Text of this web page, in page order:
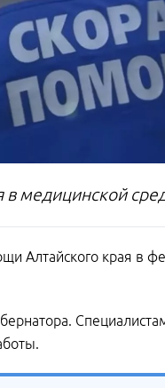
медицинской
Алтайского края в